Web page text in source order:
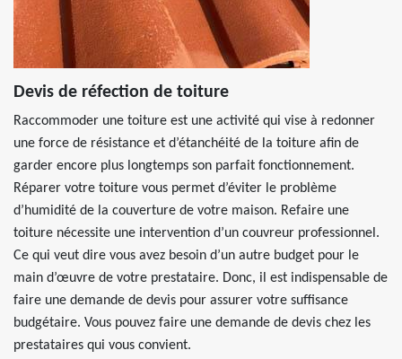
Devis de réfection de toiture
Raccommoder une toiture est une activité qui vise à redonner
une force de résistance et d’étanchéité de la toiture afin de
garder encore plus longtemps son parfait fonctionnement.
Réparer votre toiture vous permet d’éviter le problème
d’humidité de la couverture de votre maison. Refaire une
toiture nécessite une intervention d’un couvreur professionnel.
Ce qui veut dire vous avez besoin d’un autre budget pour le
main d’œuvre de votre prestataire. Donc, il est indispensable de
faire une demande de devis pour assurer votre suffisance
budgétaire. Vous pouvez faire une demande de devis chez les
prestataires qui vous convient.